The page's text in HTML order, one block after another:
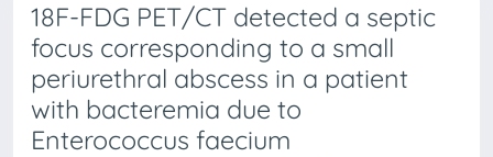
18F-FDG PET/CT detected a septic
focus corresponding to a small
periurethral abscess in a patient
with bacteremia due to
Enterococcus faecium